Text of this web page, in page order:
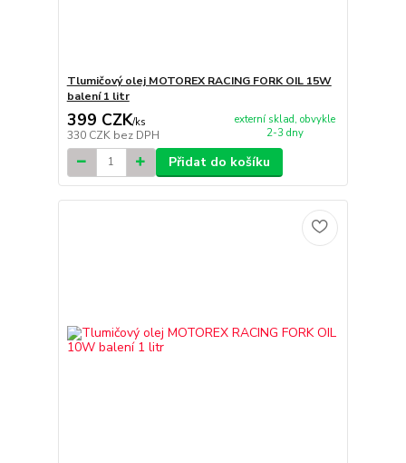
Tlumičový olej MOTOREX RACING FORK OIL 15W
balení 1 litr
399 CZK/ks
330 CZK bez DPH
externí sklad, obvykle
2-3 dny
Přidat do košíku